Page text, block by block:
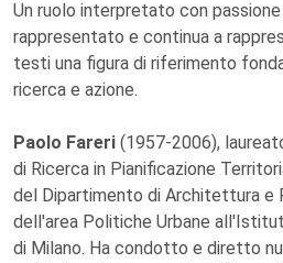
Un ruolo interpretato con
rappresentato e continua a
testi una figura di riferimento
ricerca e azione.
Paolo Fareri (1957-2006),
di Ricerca in Pianificazione
del Dipartimento di Architettura e
dell'area Politiche Urbane
di Milano. Ha condotto e diretto